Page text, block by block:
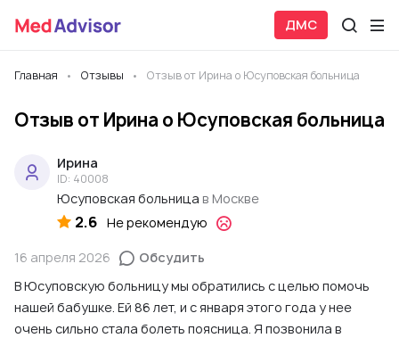
ДМС
Главная Отзывы Отзыв от Ирина о Юсуповская больница
Отзыв от Ирина о Юсуповская больница
Ирина
ID: 40008
Юсуповская больница в Москве
2.6 Не рекомендую
16 апреля 2026
Обсудить
В Юсуповскую больницу мы обратились с целью помочь
нашей бабушке. Ей 86 лет, и с января этого года у нее
очень сильно стала болеть поясница. Я позвонила в